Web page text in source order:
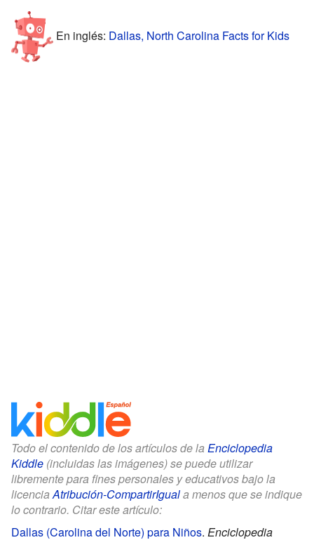
En inglés: Dallas, North Carolina Facts for Kids
Todo el contenido de los artículos de la Enciclopedia
Kiddle (incluidas las imágenes) se puede utilizar
libremente para fines personales y educativos bajo la
licenciaAtribución-CompartirIguala menos que se indique
lo contrario. Citar este artículo:
Dallas (Carolina del Norte) para Niños. Enciclopedia